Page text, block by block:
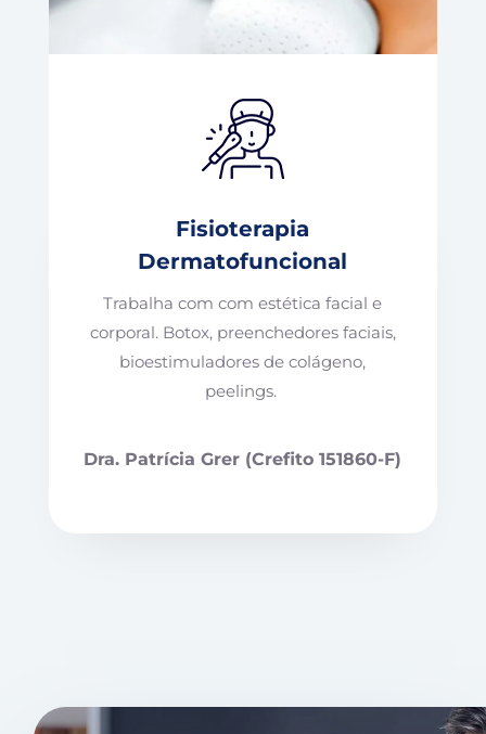
Fisioterapia
Dermatofuncional
Trabalha com com estética facial e
corporal. Botox, preenchedores faciais,
bioestimuladores de colágeno,
peelings.
Dra. Patrícia Grer (Crefito 151860-F)